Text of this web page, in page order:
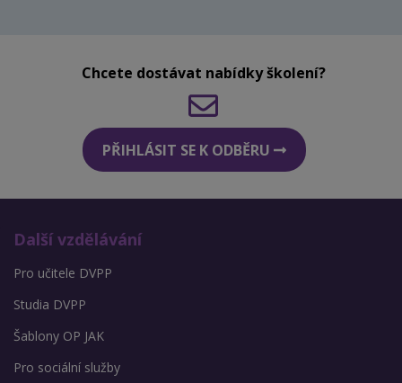
Chcete dostávat nabídky školení?
PŘIHLÁSIT SE K ODBĚRU
Další vzdělávání
Pro učitele DVPP
Studia DVPP
Šablony OP JAK
Pro sociální služby